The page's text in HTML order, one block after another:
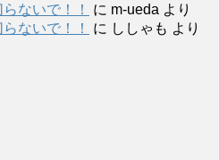
ないで！！ に m-ueda より
ないで！！
に ししゃも より